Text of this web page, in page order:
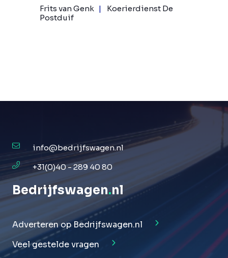
Frits van Genk
Koerierdienst De
Postduif
info@bedrijfswagen.nl
+31(0)40 - 289 40 80
Bedrijfswagen.nl
Adverteren op Bedrijfswagen.nl
Veel gestelde vragen